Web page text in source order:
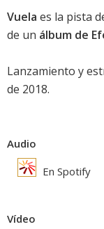
Vuela es la pista
de un álbum de
Lanzamiento y
de 2018.
Audio
En Spotify
Vídeo